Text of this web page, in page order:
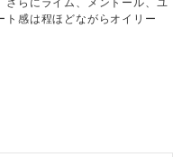
さらにライム、メントール、ユ
ト感は程ほどながらオイリー